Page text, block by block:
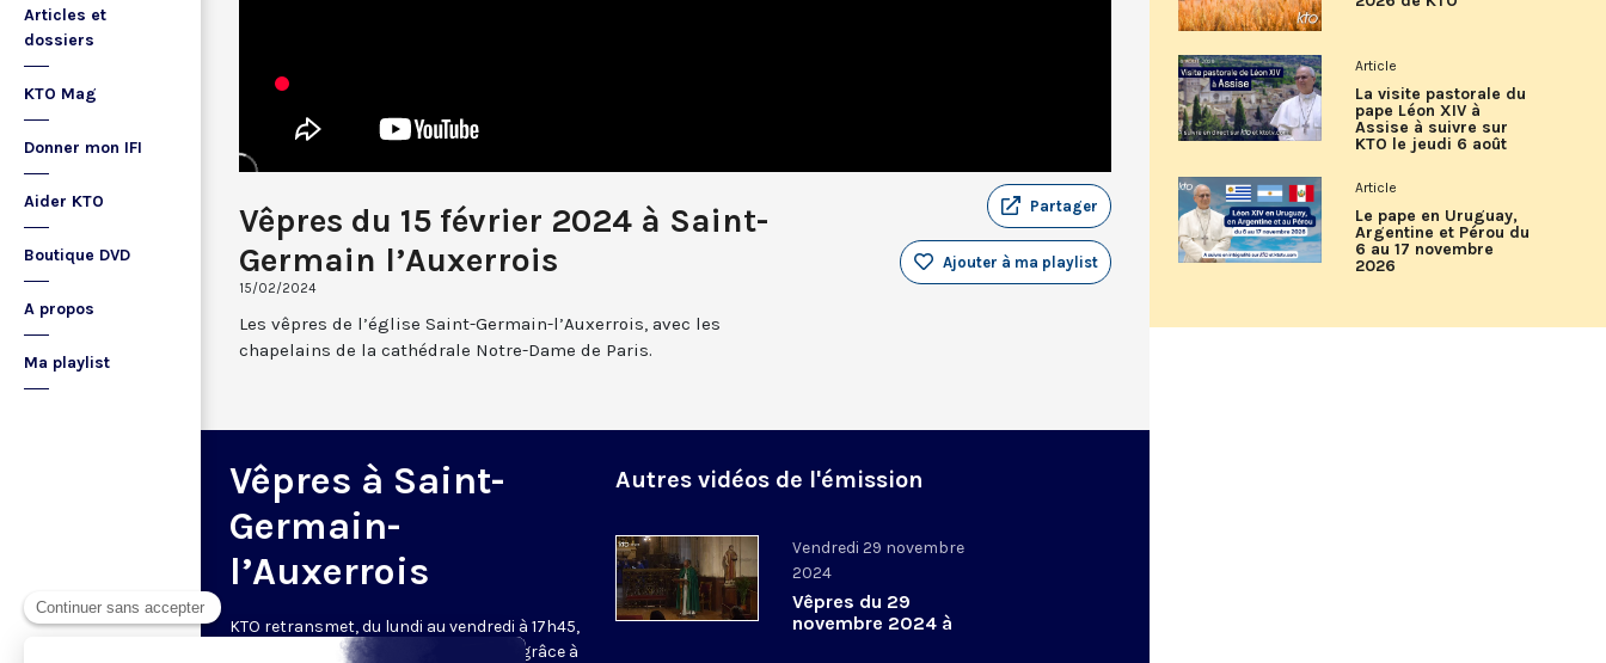
Articles et
dossiers
KTO Mag
Donner mon IFI
Aider KTO
Boutique DVD
A propos
Ma playlist
Vêpres du 15 février 2024 à Saint-
Germain l’Auxerrois
15/02/2024
Partager
Ajouter à ma playlist
Les vêpres de l’église Saint-Germain-l’Auxerrois, avec les
chapelains de la cathédrale Notre-Dame de Paris.
Vêpres à Saint-
Germain-
l’Auxerrois
KTO retransmet, du lundi au vendredi à 17h45,
les vêpres en direct de Saint-Germain grâce à
Autres vidéos de l'émission
Vendredi 29 novembre
2024
Vêpres du 29
novembre 2024 à
Article
La visite pastorale du
pape Léon XIV à
Assise à suivre sur
KTO le jeudi 6 août
Article
Le pape en Uruguay,
Argentine et Pérou du
6 au 17 novembre
2026